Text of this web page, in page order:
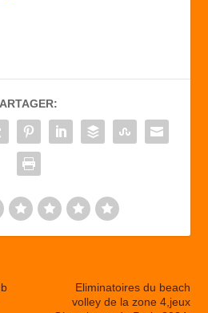
er
Eliminatoires du beach
volley de la zone 4,jeux